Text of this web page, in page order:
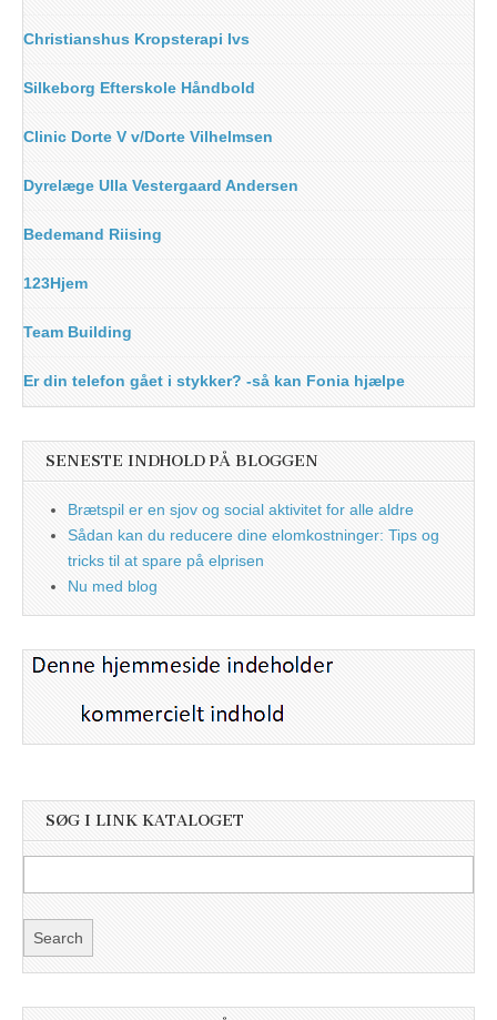
Christianshus Kropsterapi Ivs
Silkeborg Efterskole Håndbold
Clinic Dorte V v/Dorte Vilhelmsen
Dyrelæge Ulla Vestergaard Andersen
Bedemand Riising
123Hjem
Team Building
Er din telefon gået i stykker? -så kan Fonia hjælpe
SENESTE INDHOLD PÅ BLOGGEN
Brætspil er en sjov og social aktivitet for alle aldre
Sådan kan du reducere dine elomkostninger: Tips og
tricks til at spare på elprisen
Nu med blog
SØG I LINK KATALOGET